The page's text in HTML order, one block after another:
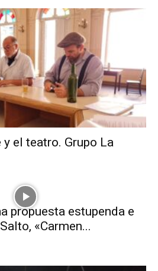
el teatro. Grupo La
propuesta estupenda e
«Carmen...